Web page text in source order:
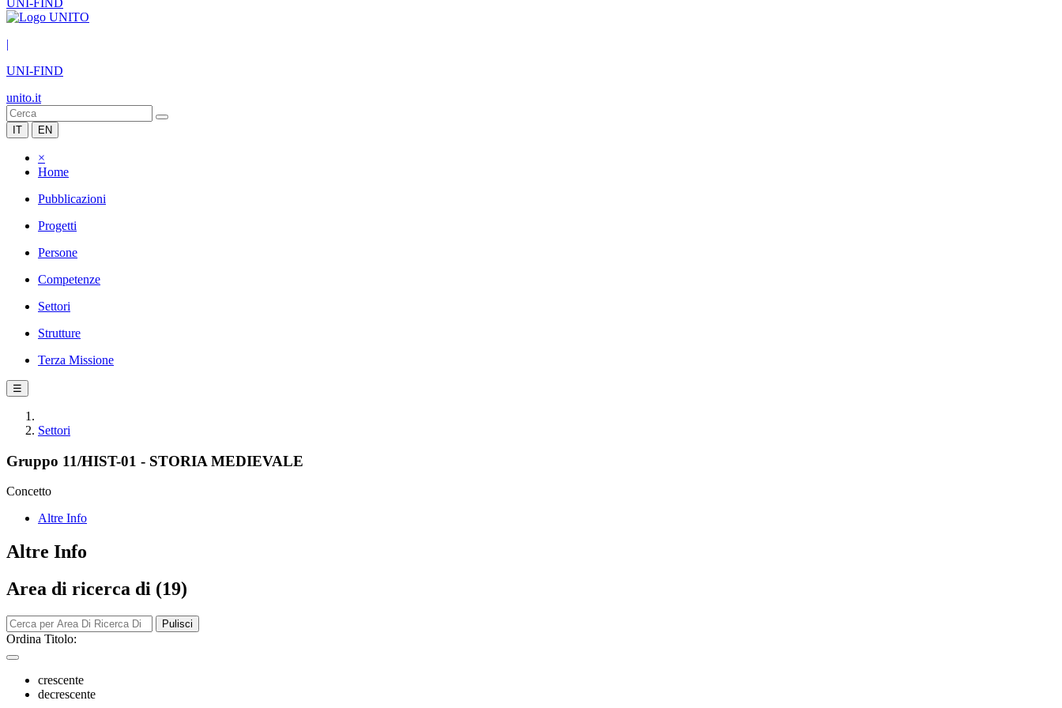
UNI-FIND
|
UNI-FIND
unito.it
IT EN
×
Home
Pubblicazioni
Progetti
Persone
Competenze
Settori
Strutture
Terza Missione
☰
Settori
Gruppo 11/HIST-01 - STORIA MEDIEVALE
Concetto
Altre Info
Altre Info
Area di ricerca di (19)
Pulisci
Ordina Titolo:
crescente
decrescente